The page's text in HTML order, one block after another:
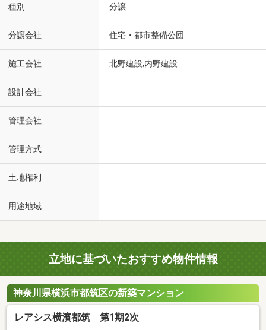
種別 分譲
分譲会社 住宅・都市整備公団
施工会社 北野建設,内野建設
設計会社
管理会社
管理方式
土地権利
用途地域
立地に基づいたおすすめ物件情報
神奈川県横浜市都筑区の新築マンション
レアシス横濱都筑 第1期2次